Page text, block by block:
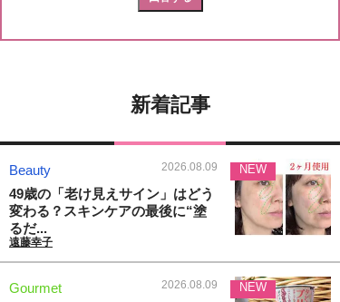
新着記事
Beauty 2026.08.09
49歳の「老け見えサイン」はどう
変わる？スキンケアの最後に“塗
るだ...
遠藤幸子
NEW
Gourmet 2026.08.09 NEW